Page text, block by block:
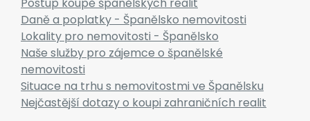
Postup koupě španělských realit
Daně a poplatky - Španělsko nemovitosti
Lokality pro nemovitosti - Španělsko
Naše služby pro zájemce o španělské
nemovitosti
Situace na trhu s nemovitostmi ve Španělsku
Nejčastější dotazy o koupi zahraničních realit